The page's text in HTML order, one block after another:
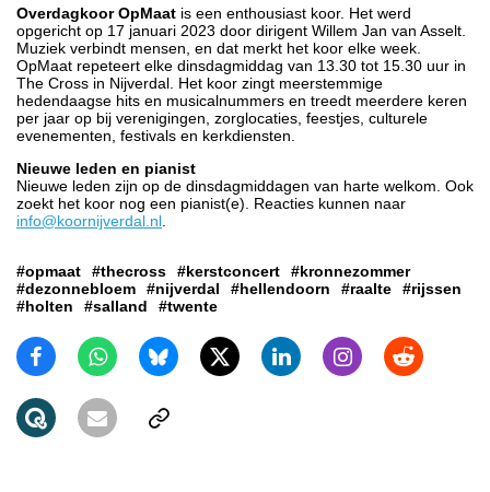
Overdagkoor OpMaat is een enthousiast koor. Het werd
opgericht op 17 januari 2023 door dirigent Willem Jan van Asselt.
Muziek verbindt mensen, en dat merkt het koor elke week.
OpMaat repeteert elke dinsdagmiddag van 13.30 tot 15.30 uur in
The Cross in Nijverdal. Het koor zingt meerstemmige
hedendaagse hits en musicalnummers en treedt meerdere keren
per jaar op bij verenigingen, zorglocaties, feestjes, culturele
evenementen, festivals en kerkdiensten.
Nieuwe leden en pianist
Nieuwe leden zijn op de dinsdagmiddagen van harte welkom. Ook
zoekt het koor nog een pianist(e). Reacties kunnen naar
info@koornijverdal.nl.
#opmaat #thecross #kerstconcert
#kronnezommer
#dezonnebloem
#nijverdal #hellendoorn #raalte
#rijssen
#holten
#salland #twente